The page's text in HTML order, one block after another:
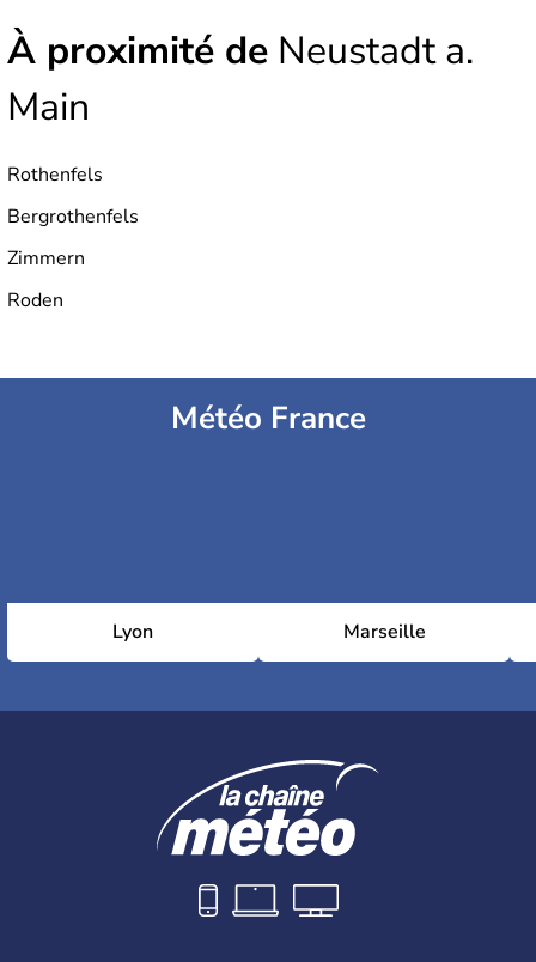
À proximité de Neustadt a.
Main
Rothenfels
Bergrothenfels
Zimmern
Roden
Météo France
Lyon Marseille